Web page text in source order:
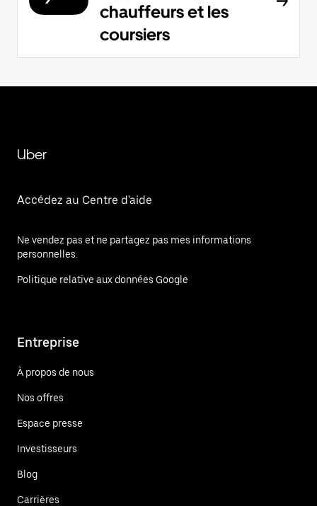
chauffeurs et les
coursiers
Uber
Accédez au Centre d'aide
Ne vendez pas et ne partagez pas mes informations
personnelles.
Politique relative aux données Google
Entreprise
À propos de nous
Nos offres
Espace presse
Investisseurs
Blog
Carrières